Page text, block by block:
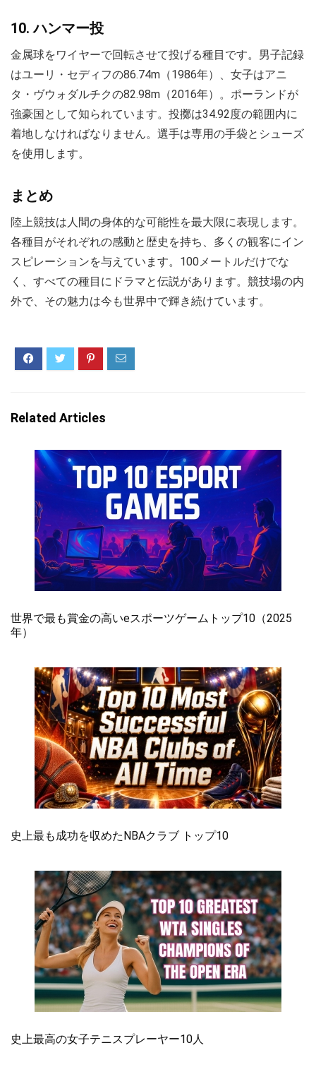
10. ハンマー投
金属球をワイヤーで回転させて投げる種目です。男子記録
はユーリ・セディフの86.74m（1986年）、女子はアニ
タ・ヴウォダルチクの82.98m（2016年）。ポーランドが
強豪国として知られています。投擲は34.92度の範囲内に
着地しなければなりません。選手は専用の手袋とシューズ
を使用します。
まとめ
陸上競技は人間の身体的な可能性を最大限に表現します。
各種目がそれぞれの感動と歴史を持ち、多くの観客にイン
スピレーションを与えています。100メートルだけでな
く、すべての種目にドラマと伝説があります。競技場の内
外で、その魅力は今も世界中で輝き続けています。
Related Articles
世界で最も賞金の高いeスポーツゲームトップ10（2025
年）
史上最も成功を収めたNBAクラブ トップ10
史上最高の女子テニスプレーヤー10人